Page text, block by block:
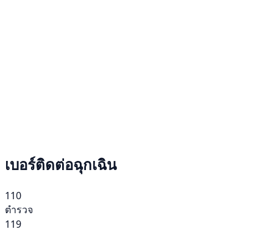
เบอร์ติดต่อฉุกเฉิน
110
ตำรวจ
119